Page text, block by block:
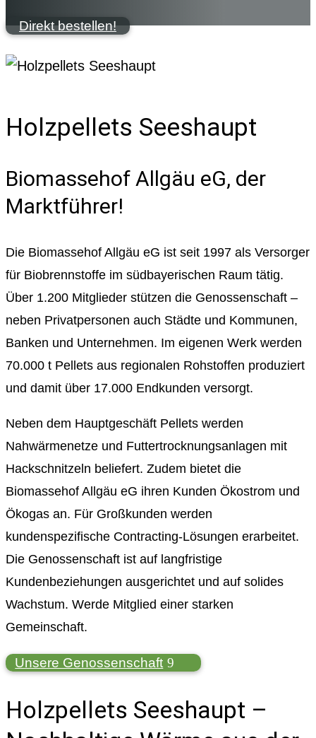
Direkt bestellen!
Holzpellets Seeshaupt
Biomassehof Allgäu eG, der
Marktführer!
Die Biomassehof Allgäu eG ist seit 1997 als Versorger
für Biobrennstoffe im südbayerischen Raum tätig.
Über 1.200 Mitglieder stützen die Genossenschaft –
neben Privatpersonen auch Städte und Kommunen,
Banken und Unternehmen. Im eigenen Werk werden
70.000 t Pellets aus regionalen Rohstoffen produziert
und damit über 17.000 Endkunden versorgt.
Neben dem Hauptgeschäft Pellets werden
Nahwärmenetze und Futtertrocknungsanlagen mit
Hackschnitzeln beliefert. Zudem bietet die
Biomassehof Allgäu eG ihren Kunden Ökostrom und
Ökogas an. Für Großkunden werden
kundenspezifische Contracting-Lösungen erarbeitet.
Die Genossenschaft ist auf langfristige
Kundenbeziehungen ausgerichtet und auf solides
Wachstum. Werde Mitglied einer starken
Gemeinschaft.
Unsere Genossenschaft
Holzpellets Seeshaupt –